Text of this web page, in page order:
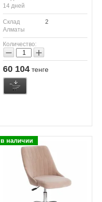
14 дней
Склад
Алматы
2
Количество:
− +
60 104 тенге
в наличии